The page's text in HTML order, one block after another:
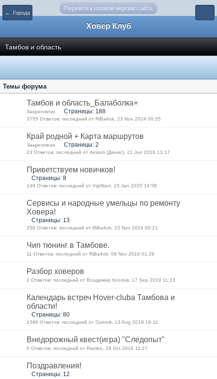
Перейти к полной версии сайта
← Города
Ховер Клуб
Тамбов и область
Темы форума
Тамбов и область_Балаболка+
Закреплено Страницы: 188
3755 Ответов: последний от RiBa4ok, 23 Nov 2024 00:25
Край родной + Карта маршрутов
Закреплено Страницы: 2
23 Ответов: последний от desoro (Денис), 21 Jun 2016 13:17
Приветствуем новичков!
Страницы: 8
149 Ответов: последний от VigWam, 15 Jan 2025 19:58
Сервисы и народные умельцы по ремонту
Ховера!
Страницы: 13
256 Ответов: последний от RiBa4ok, 23 Nov 2024 00:21
Чип тюнинг в Тамбове.
11 Ответов: последний от RiBa4ok, 09 Nov 2019 01:26
Разбор ховеров
1 Ответов: последний от Владимир Козлов, 17 Sep 2019 11:23
Календарь встреч Hover-cluba Тамбова и
области!
Страницы: 80
1596 Ответов: последний от Ovinnik, 13 Aug 2019 19:11
Внедорожный квест(игра) "Следопыт"
0 Ответов: последний от Rambo, 28 Oct 2016 11:27
Поздравления!
Страницы: 12